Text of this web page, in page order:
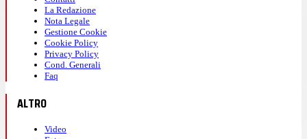
La Redazione
Nota Legale
Gestione Cookie
Cookie Policy
Privacy Policy
Cond. Generali
Faq
ALTRO
Video